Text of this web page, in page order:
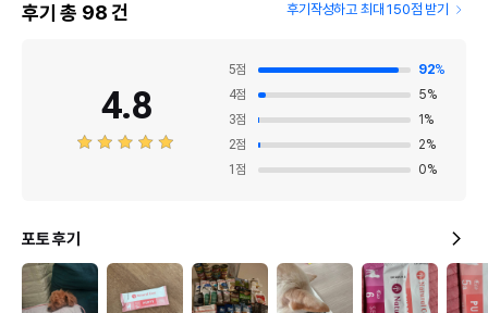
후기 총 98건 후기작성하고 최대 150점 받기
4.8
5점 92%
4점 5%
3점 1 %
2점 2%
1 점 0%
포토 후기